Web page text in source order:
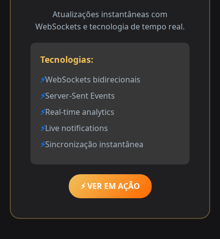
Atualizações instantâneas com
WebSockets e tecnologia de tempo real.
Tecnologias:
WebSockets bidirecionais
Server-Sent Events
Real-time analytics
Live notifications
Sincronização instantânea
⚡ VER EM AÇÃO